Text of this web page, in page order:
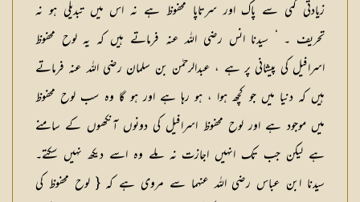
زیادتی کمی سے پاک اور سرتاپا محفوظ ہے نہ اس میں تبدیلی ہو نہ
تحریف ۔ ‘ سیدنا انس رضی اللہ عنہ فرماتے ہیں کہ یہ لوح محفوظ
اسرافیل کی پیشانی پر ہے ، عبدالرحمٰن بن سلمان رضی اللہ عنہ فرماتے
ہیں کہ دنیا میں جو کچھ ہوا ، ہو رہا ہے اور ہو گا وہ سب لوح محفوظ
میں موجود ہے اور لوح محفوظ اسرافیل کی دونوں آنکھوں کے سامنے
ہے لیکن جب تک انہیں اجازت نہ ملے وہ اسے دیکھ نہیں سکتے۔
سیدنا ابن عباس رضی اللہ عنہما سے مروی ہے کہ { لوح محفوظ کی